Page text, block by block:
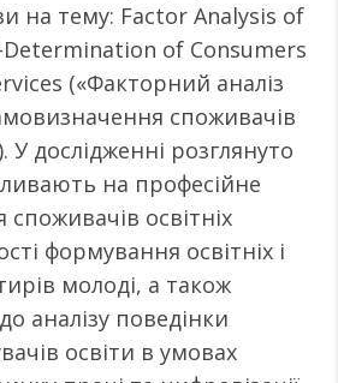
на тему: Factor Analysis of
of Consumers
(«Факторний аналіз
споживачів
У дослідженні розглянуто
на професійне
освітніх
формування освітніх і
молоді, а також
аналізу поведінки
освіти в умовах